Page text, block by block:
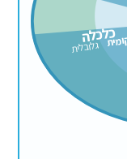
כלכלה
גלובלית